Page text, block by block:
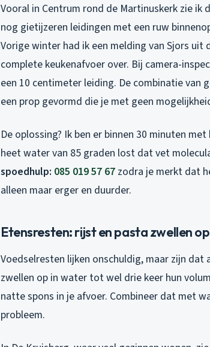
Vooral in Centrum rond de Martinuskerk zie ik
nog gietijzeren leidingen met een ruw
Vorige winter had ik een melding van Sjors
complete keukenafvoer over. Bij camera-
een 10 centimeter leiding. De combinatie van
een prop gevormd die je met geen
De oplossing? Ik ben er binnen 30 minuten
heet water van 85 graden lost dat vet
spoedhulp: 085 019 57 67 zodra je merkt dat
alleen maar erger en duurder.
Etensresten: rijst en pasta zwellen
Voedselresten lijken onschuldig, maar zijn
zwellen op in water tot wel drie keer hun
natte spons in je afvoer. Combineer dat met
probleem.